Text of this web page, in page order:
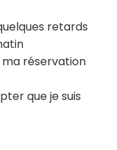
retards
réservation
que je suis